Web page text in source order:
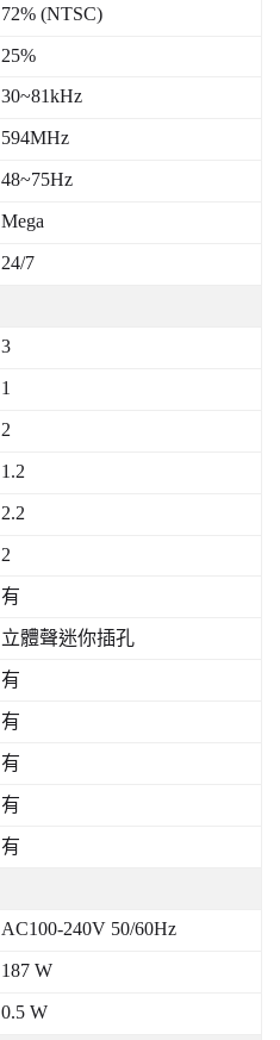
72% (NTSC)
25%
30~81kHz
594MHz
48~75Hz
Mega
24/7
3
1
2
1.2
2.2
2
有
立體聲迷你插孔
有
有
有
有
有
AC100-240V 50/60Hz
187 W
0.5 W